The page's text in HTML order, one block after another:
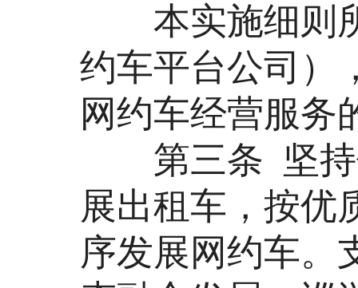
本实施细则所
约车平台公司）
网约车经营服务
第三条 坚持
展出租车，按优
序发展网约车。